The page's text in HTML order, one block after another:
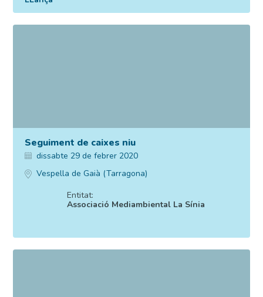
Seguiment de caixes niu
dissabte 29 de febrer 2020
Vespella de Gaià (Tarragona)
Entitat:
Associació Mediambiental La Sínia